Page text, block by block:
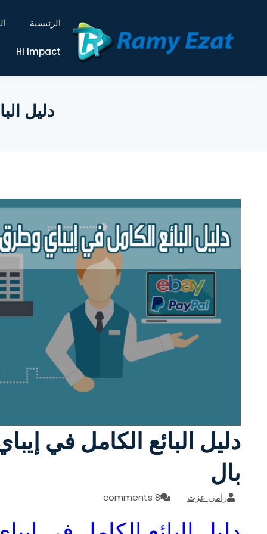
الرئيسية
Hi Impact
دليل
دليل البائع الكامل في
بال
رامى عزت 8 comments